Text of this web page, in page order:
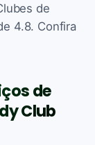
de
4.8. Confira
de
Club